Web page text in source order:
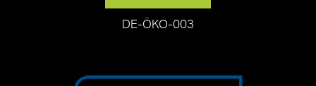
DE-ÖKO-003